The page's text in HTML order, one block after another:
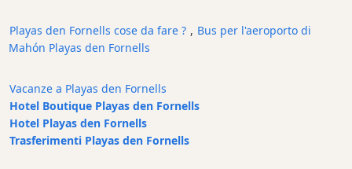
Excursions
Cafe
Alimenti
e
bevande
Playas den Fornells cose da fare ? , Bus per l'aeroporto di
Mahón Playas den Fornells
Vacanze a Playas den Fornells
Hotel Boutique Playas den Fornells
Hotel Playas den Fornells
Trasferimenti Playas den Fornells